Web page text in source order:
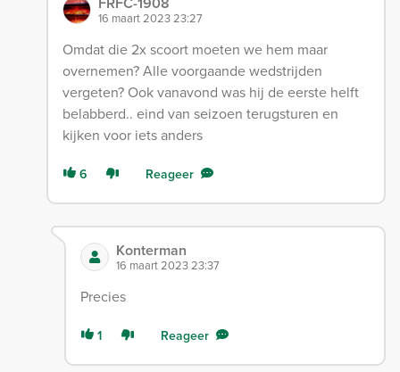
16 maart 2023 23:27
Omdat die 2x scoort moeten we hem maar
overnemen? Alle voorgaande wedstrijden
vergeten? Ook vanavond was hij de eerste helft
belabberd.. eind van seizoen terugsturen en
kijken voor iets anders
6 Reageer
Konterman
16 maart 2023 23:37
Precies
1 Reageer